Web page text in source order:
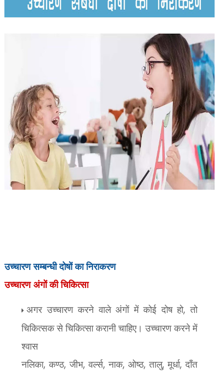
उच्चारण सम्बन्धी दोषों का निराकरण
उच्चारण अंगों की चिकित्सा
अगर उच्चारण करने वाले अंगों में कोई दोष हो,तो
चिकित्सक से चिकित्सा करानी चाहिए। उच्चारण करने में
श्वास
नलिका, कण्ठ, जीभ, वर्ल्स,नाक,ओष्ठ,तालु,मूर्धा,दाँत